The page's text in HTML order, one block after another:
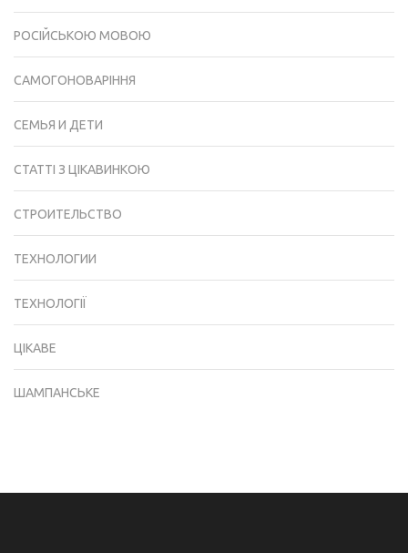
РОСІЙСЬКОЮ МОВОЮ
САМОГОНОВАРІННЯ
СЕМЬЯ И ДЕТИ
СТАТТІ З ЦІКАВИНКОЮ
СТРОИТЕЛЬСТВО
ТЕХНОЛОГИИ
ТЕХНОЛОГІЇ
ЦІКАВЕ
ШАМПАНСЬКЕ